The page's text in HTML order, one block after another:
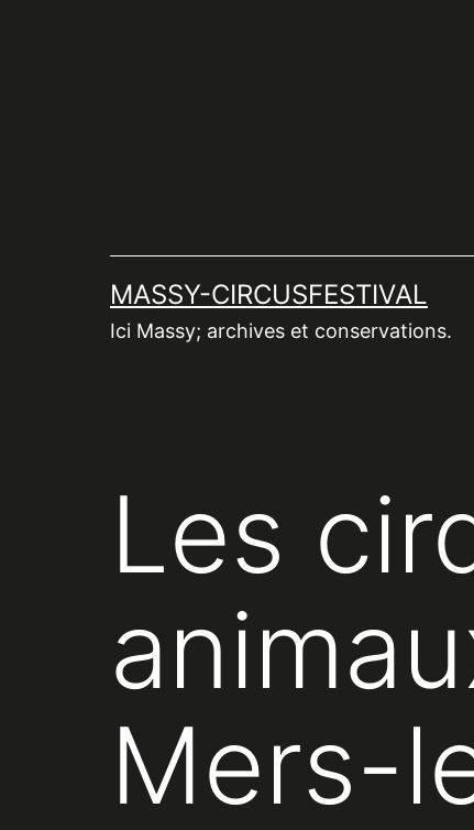
MASSY-CIRCUSFESTIVAL
Ici Massy; archives et conservations.
Les
Mers-